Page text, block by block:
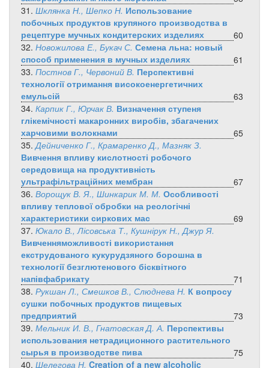
31. Шклянка Н., Шепко Н. Использование
побочных продуктов крупяного производства в
рецептуре мучных кондитерских изделиях
60
32. Новожилова Е., Букач С. Семена льна: новый
способ применения в мучных изделиях
61
33. Постнов Г., Червоний В. Перспективні
технології отримання високоенергетичних
емульсій
63
34. Карпик Г., Юрчак В. Визначення ступеня
глікемічності макаронних виробів, збагачених
харчовими волокнами
65
35. Дейниченко Г., Крамаренко Д., Мазняк З.
Вивчення впливу кислотності робочого
середовища на продуктивність
ультрафільтраційних мембран
67
36. Ворощук В. Я., Шинкарик М. М. Особливості
впливу теплової обробки на реологічні
характеристики сиркових мас
69
37. Юкало В., Лісовська Т., Кушнірук Н., Джур Я.
Вивченняможливості використання
екструдованого кукурудзяного борошна в
технології безглютенового бісквітного
напівфабрикату
71
38. Рукшан Л., Смешков В., Слюднева Н. К вопросу
сушки побочных продуктов пищевых
предприятий
73
39. Мельник И. В., Гнатовская Д. А. Перспективы
использования нетрадиционного растительного
сырья в производстве пива
75
40. Шелегова Н. Creation of a new alcoholic